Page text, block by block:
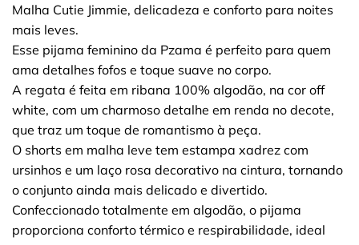
Malha Cutie Jimmie, delicadeza e conforto para noites
mais leves.
Esse pijama feminino da Pzama é perfeito para quem
ama detalhes fofos e toque suave no corpo.
A regata é feita em ribana 100% algodão, na cor off
white, com um charmoso detalhe em renda no decote,
que traz um toque de romantismo à peça.
O shorts em malha leve tem estampa xadrez com
ursinhos e um laço rosa decorativo na cintura, tornando
o conjunto ainda mais delicado e divertido.
Confeccionado totalmente em algodão, o pijama
proporciona conforto térmico e respirabilidade, ideal